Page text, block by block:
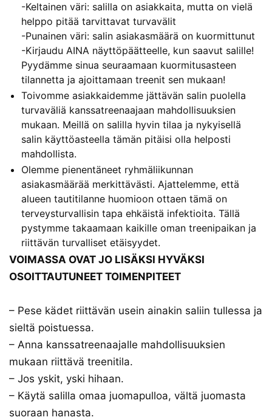
-Keltainen väri: salilla on asiakkaita, mutta on vielä
helppo pitää tarvittavat turvavälit
-Punainen väri: salin asiakasmäärä on kuormittunut
-Kirjaudu AINA näyttöpäätteelle, kun saavut salille!
Pyydämme sinua seuraamaan kuormitusasteen
tilannetta ja ajoittamaan treenit sen mukaan!
Toivomme asiakkaidemme jättävän salin puolella
turvaväliä kanssatreenaajaan mahdollisuuksien
mukaan. Meillä on salilla hyvin tilaa ja nykyisellä
salin käyttöasteella tämän pitäisi olla helposti
mahdollista.
Olemme pienentäneet ryhmäliikunnan
asiakasmäärää merkittävästi. Ajattelemme, että
alueen tautitilanne huomioon ottaen tämä on
terveysturvallisin tapa ehkäistä infektioita. Tällä
pystymme takaamaan kaikille oman treenipaikan ja
riittävän turvalliset etäisyydet.
VOIMASSA OVAT JO LISÄKSI HYVÄKSI
OSOITTAUTUNEET TOIMENPITEET
– Pese kädet riittävän usein ainakin saliin tullessa ja
sieltä poistuessa.
– Anna kanssatreenaajalle mahdollisuuksien
mukaan riittävä treenitila.
– Jos yskit, yski hihaan.
– Käytä salilla omaa juomapulloa, vältä juomasta
suoraan hanasta.